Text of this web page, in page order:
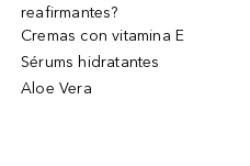
reafirmantes?
Cremas con vitamina E
Sérums hidratantes
Aloe Vera